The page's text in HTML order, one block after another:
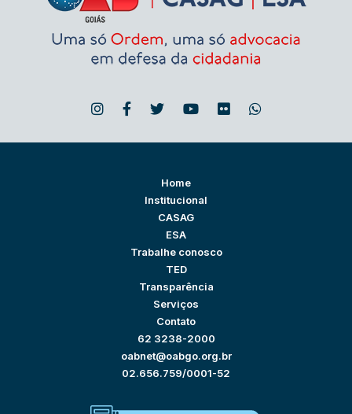
Home
Institucional
CASAG
ESA
Trabalhe conosco
TED
Transparência
Serviços
Contato
62 3238-2000
oabnet@oabgo.org.br
02.656.759/0001-52